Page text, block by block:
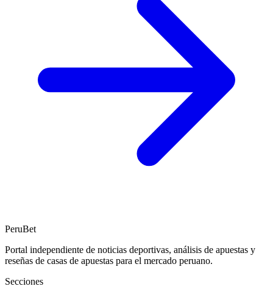
PeruBet
Portal independiente de noticias deportivas, análisis de apuestas y
reseñas de casas de apuestas para el mercado peruano.
Secciones